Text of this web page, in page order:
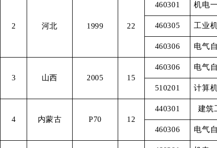
2 河北 1999 22
460301 机电
460305 工业
460306 电气
3 山西 2005 15
460306 电气
510201 计算
4 内蒙古 P70 12
440301 建筑
460306 电气